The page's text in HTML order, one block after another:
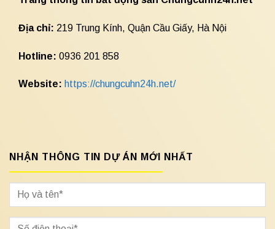
Địa chỉ: 219 Trung Kính, Quận Cầu Giấy, Hà Nội
Hotline: 0936 201 858
Website: https://chungcuhn24h.net/
NHẬN THÔNG TIN DỰ ÁN MỚI NHẤT